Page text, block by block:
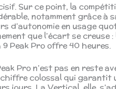
Sur ce point, la
notamment grâce à
d’autonomie en usage
que l’écart se creuse
9 Peak Pro offre 40 heures.
Pro n’est pas en reste
chiffre colossal qui garantit